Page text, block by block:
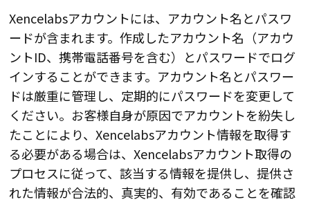
Xencelabsアカウントには、アカウント名とパスワ
ードが含まれます。作成したアカウント名（アカウ
ントID、携帯電話番号を含む）とパスワードでログ
インすることができます。アカウント名とパスワー
ドは厳重に管理し、定期的にパスワードを変更して
ください。お客様自身が原因でアカウントを紛失し
たことにより、Xencelabsアカウント情報を取得す
る必要がある場合は、Xencelabsアカウント取得の
プロセスに従って、該当する情報を提供し、提供さ
れた情報が合法的、真実的、有効であることを確認